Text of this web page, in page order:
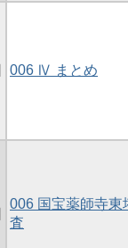
006 Ⅳ まとめ
006 国宝薬師寺東
査